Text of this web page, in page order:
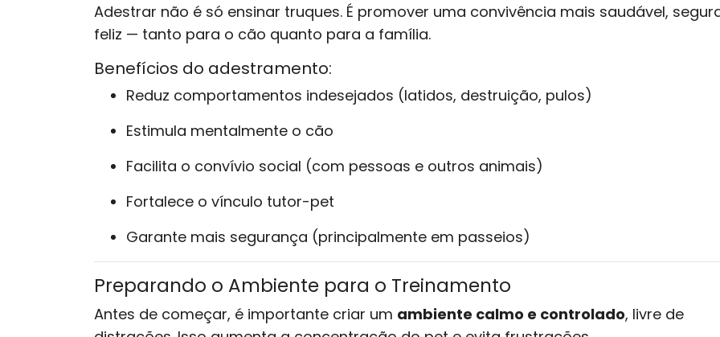
Adestrar não é só ensinar truques. É promover uma convivência mais saudável,
feliz — tanto para o cão quanto para a família.
Benefícios do adestramento:
Reduz comportamentos indesejados (latidos, destruição, pulos)
Estimula mentalmente o cão
Facilita o convívio social (com pessoas e outros animais)
Fortalece o vínculo tutor-pet
Garante mais segurança (principalmente em passeios)
Preparando o Ambiente para o Treinamento
Antes de começar, é importante criar um ambiente calmo e controlado, livre de